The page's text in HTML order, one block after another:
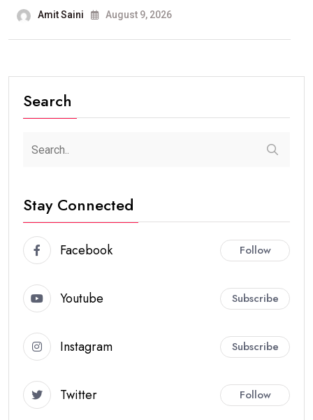
Amit Saini August 9, 2026
Search
Stay Connected
Facebook Follow
Youtube Subscribe
Instagram Subscribe
Twitter Follow